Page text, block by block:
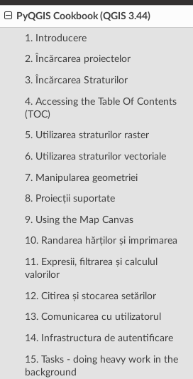
PyQGIS Cookbook (QGIS 3.44)
1. Introducere
2. Încărcarea proiectelor
3. Încărcarea Straturilor
4. Accessing the Table Of Contents
(TOC)
5. Utilizarea straturilor raster
6. Utilizarea straturilor vectoriale
7. Manipularea geometriei
8. Proiecții suportate
9. Using the Map Canvas
10. Randarea hărților și imprimarea
11. Expresii, filtrarea și calculul
valorilor
12. Citirea și stocarea setărilor
13. Comunicarea cu utilizatorul
14. Infrastructura de autentificare
15. Tasks - doing heavy work in the
background